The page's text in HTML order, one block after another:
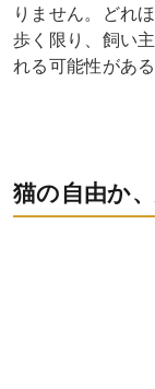
りません。どれ
歩く限り、飼い
れる可能性があ
猫の自由か